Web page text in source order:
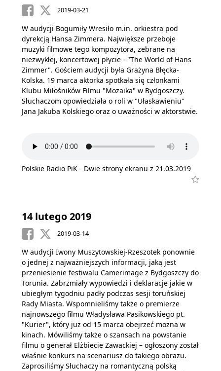
2019-03-21
W audycji Bogumiły Wresiło m.in. orkiestra pod
dyrekcją Hansa Zimmera. Największe przeboje
muzyki filmowe tego kompozytora, zebrane na
niezwykłej, koncertowej płycie - "The World of Hans
Zimmer". Gościem audycji była Grażyna Błęcka-
Kolska. 19 marca aktorka spotkała się członkami
Klubu Miłośników Filmu "Mozaika" w Bydgoszczy.
Słuchaczom opowiedziała o roli w "Ułaskawieniu"
Jana Jakuba Kolskiego oraz o uważności w aktorstwie.
Polskie Radio PiK - Dwie strony ekranu z 21.03.2019
14 lutego 2019
2019-03-14
W audycji Iwony Muszytowskiej-Rzeszotek ponownie
o jednej z najważniejszych informacji, jaką jest
przeniesienie festiwalu Camerimage z Bydgoszczy do
Torunia. Zabrzmiały wypowiedzi i deklaracje jakie w
ubiegłym tygodniu padły podczas sesji toruńskiej
Rady Miasta. Wspomnieliśmy także o premierze
najnowszego filmu Władysława Pasikowskiego pt.
"Kurier", który już od 15 marca obejrzeć można w
kinach. Mówiliśmy także o szansach na powstanie
filmu o generał Elżbiecie Zawackiej – ogłoszony został
właśnie konkurs na scenariusz do takiego obrazu.
Zaprosiliśmy Słuchaczy na romantyczną polską